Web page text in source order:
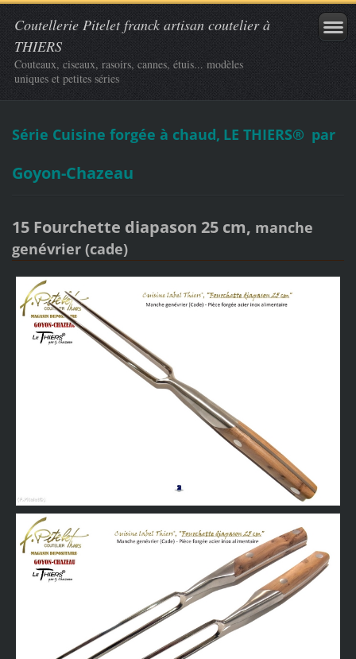
Coutellerie Pitelet franck artisan coutelier à
THIERS
Couteaux, ciseaux, rasoirs, cannes, étuis... modèles
uniques et petites séries
Série Cuisine forgée à chaud, LE THIERS® par
Goyon-Chazeau
15 Fourchette diapason 25 cm, manche
genévrier (cade)